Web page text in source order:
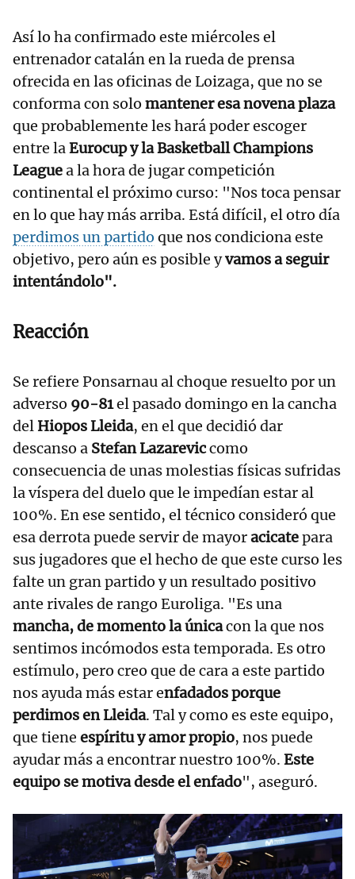
Así lo ha confirmado este miércoles el
entrenador catalán en la rueda de prensa
ofrecida en las oficinas de Loizaga, que no se
conforma con solo mantener esa novena plaza
que probablemente les hará poder escoger
entre laEurocup y la Basketball Champions
Leaguea la hora de jugar competición
continental el próximo curso: "Nos toca pensar
en lo que hay más arriba. Está difícil, el otro día
perdimos un partido que nos condiciona este
objetivo, pero aún es posible yvamos a seguir
intentándolo".
Reacción
Se refiere Ponsarnau al choque resuelto por un
adverso 90-81el pasado domingo en la cancha
del Hiopos Lleida, en el que decidió dar
descanso a Stefan Lazareviccomo
consecuencia de unas molestias físicas sufridas
la víspera del duelo que le impedían estar al
100%. En ese sentido, el técnico consideró que
esa derrota puede servir de mayoracicatepara
sus jugadores que el hecho de que este curso les
falte un gran partido y un resultado positivo
ante rivales de rango Euroliga. "Es una
mancha, de momento la únicacon la que nos
sentimos incómodos esta temporada. Es otro
estímulo, pero creo que de cara a este partido
nos ayuda más estar enfadados porque
perdimos en Lleida. Tal y como es este equipo,
que tiene espíritu y amor propio, nos puede
ayudar más a encontrar nuestro 100%. Este
equipo se motiva desde el enfado", aseguró.